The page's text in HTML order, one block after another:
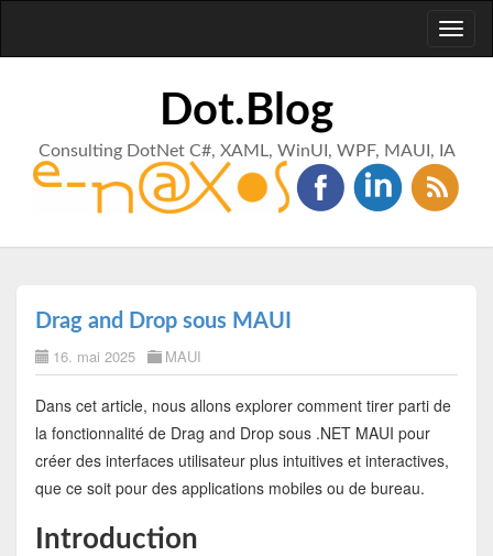
Dot.Blog
Consulting DotNet C#, XAML, WinUI, WPF, MAUI, IA
Drag and Drop sous MAUI
16. mai 2025 MAUI
Dans cet article, nous allons explorer comment tirer parti de
la fonctionnalité de Drag and Drop sous .NET MAUI pour
créer des interfaces utilisateur plus intuitives et interactives,
que ce soit pour des applications mobiles ou de bureau.
Introduction